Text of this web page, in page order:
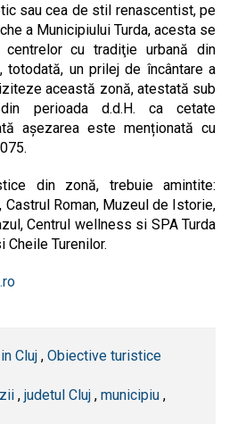
sau cea de stil renascentist, pe
a Municipiului Turda, acesta se
centrelor cu tradiţie urbană din
totodată, un prilej de încântare a
această zonă, atestată sub
perioada d.d.H. ca cetate
așezarea este menționată cu
din zonă, trebuie amintite:
Castrul Roman, Muzeul de Istorie,
Centrul wellness si SPA Turda
Cheile Turenilor.
Cluj , Obiective turistice
, judetul Cluj , municipiu ,